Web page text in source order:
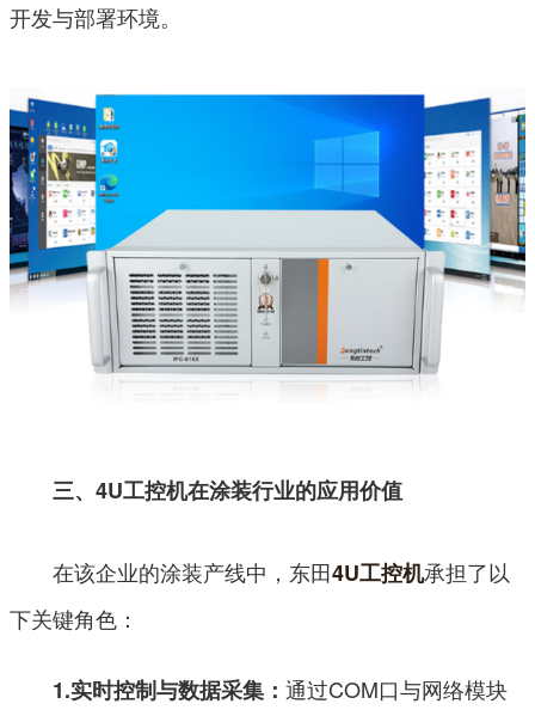
开发与部署环境。
三、4U工控机在涂装行业的应用价值
在该企业的涂装产线中，东田4U工控机承担了以
下关键角色：
1.实时控制与数据采集：通过COM口与网络模块